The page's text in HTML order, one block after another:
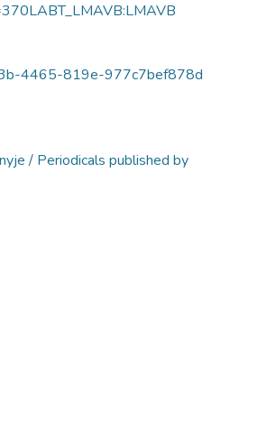
4465-819e-977c7bef878d
/ Periodicals published by